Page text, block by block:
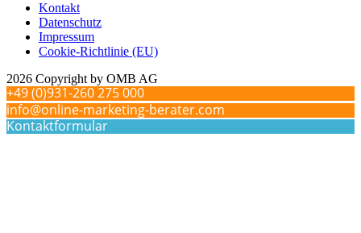
Kontakt
Datenschutz
Impressum
Cookie-Richtlinie (EU)
2026 Copyright by OMB AG
+49 (0)931-260 275 000
info@online-marketing-berater.com
Kontaktformular